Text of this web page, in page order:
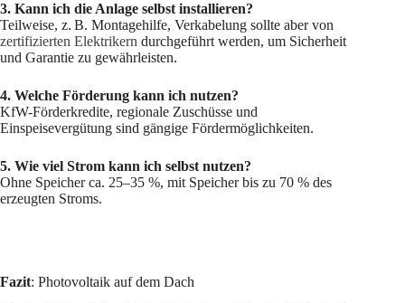
3. Kann ich die Anlage selbst installieren?
Teilweise, z. B. Montagehilfe, Verkabelung sollte aber von
zertifizierten Elektrikern durchgeführt werden, um Sicherheit
und Garantie zu gewährleisten.
4. Welche Förderung kann ich nutzen?
KfW-Förderkredite, regionale Zuschüsse und
Einspeisevergütung sind gängige Fördermöglichkeiten.
5. Wie viel Strom kann ich selbst nutzen?
Ohne Speicher ca. 25–35 %, mit Speicher bis zu 70 % des
erzeugten Stroms.
Fazit: Photovoltaik auf dem Dach